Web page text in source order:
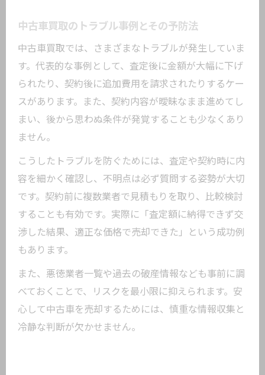
中古車買取のトラブル事例とその予防法
中古車買取では、さまざまなトラブルが発生していま
す。代表的な事例として、査定後に金額が大幅に下げ
られたり、契約後に追加費用を請求されたりするケー
スがあります。また、契約内容が曖昧なまま進めてし
まい、後から思わぬ条件が発覚することも少なくあり
ません。
こうしたトラブルを防ぐためには、査定や契約時に内
容を細かく確認し、不明点は必ず質問する姿勢が大切
です。契約前に複数業者で見積もりを取り、比較検討
することも有効です。実際に「査定額に納得できず交
渉した結果、適正な価格で売却できた」という成功例
もあります。
また、悪徳業者一覧や過去の破産情報なども事前に調
べておくことで、リスクを最小限に抑えられます。安
心して中古車を売却するためには、慎重な情報収集と
冷静な判断が欠かせません。